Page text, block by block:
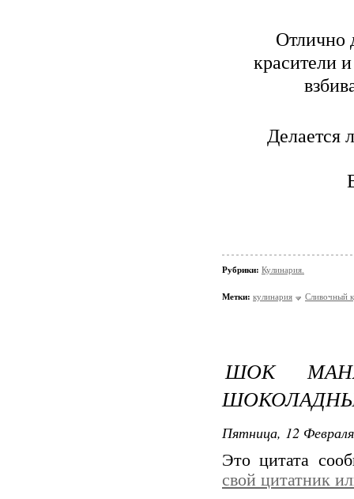
Отлично
красители
Делается
Рубрики: Кулинария.
Метки: кулинария Сливочный
ШОК
Пятница, 12
Это цитата
свой цитатник